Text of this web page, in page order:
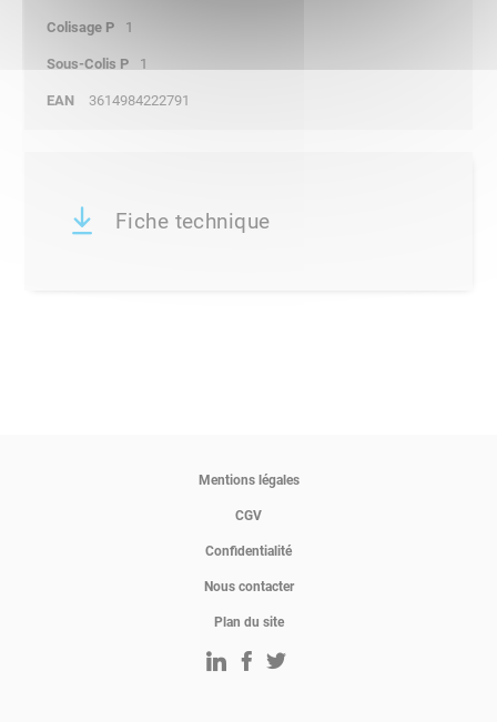
1
1
3614984222791
Fiche technique
Mentions légales
CGV
Confidentialité
Nous contacter
Plan du site